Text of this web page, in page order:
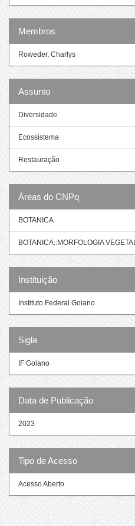
Membros
Roweder, Charlys
Assunto
Diversidade
Ecossistema
Restauração
Áreas do CNPq
BOTANICA
BOTANICA::MORFOLOGIA VEGETAL
Instituição
Instituto Federal Goiano
Sigla
IF Goiano
Data de Publicação
2023
Tipo de Acesso
Acesso Aberto